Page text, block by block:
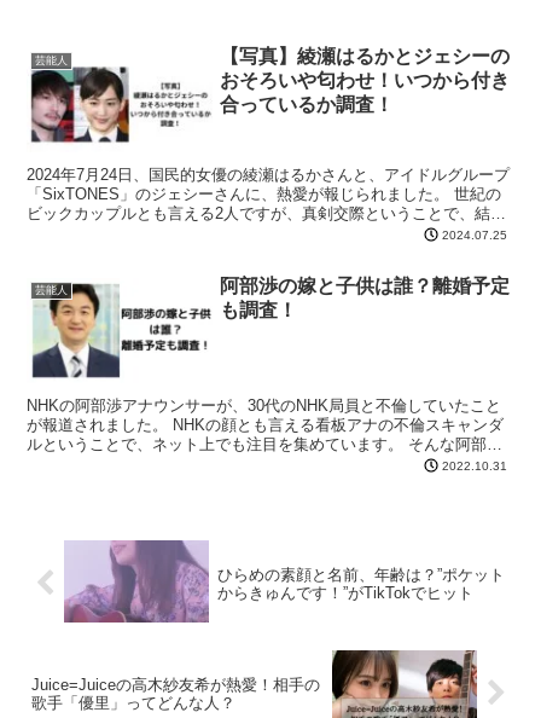
芸能人
【写真】綾瀬はるかとジェシーの
おそろいや匂わせ！いつから付き
合っているか調査！
2024年7月24日、国民的女優の綾瀬はるかさんと、アイドルグループ
「SixTONES」のジェシーさんに、熱愛が報じられました。 世紀の
ビックカップルとも言える2人ですが、真剣交際ということで、結婚
2024.07.25
芸能人
阿部渉の嫁と子供は誰？離婚予定
も調査！
NHKの阿部渉アナウンサーが、30代のNHK局員と不倫していたこと
が報道されました。 NHKの顔とも言える看板アナの不倫スキャンダ
ルということで、ネット上でも注目を集めています。 そんな阿部渉
2022.10.31
ひらめの素顔と名前、年齢は？”ポケット
からきゅんです！”がTikTokでヒット
Juice=Juiceの高木紗友希が熱愛！相手の
歌手「優里」ってどんな人？